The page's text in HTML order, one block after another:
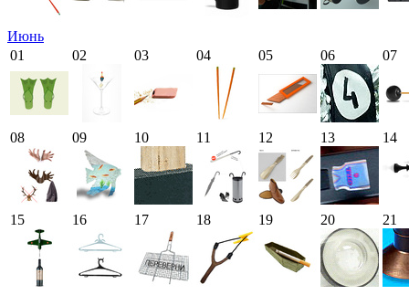
Июнь
01
02 03 04 05 06 07
08 09 10 11 12 13 14
15 16 17 18 19 20 21